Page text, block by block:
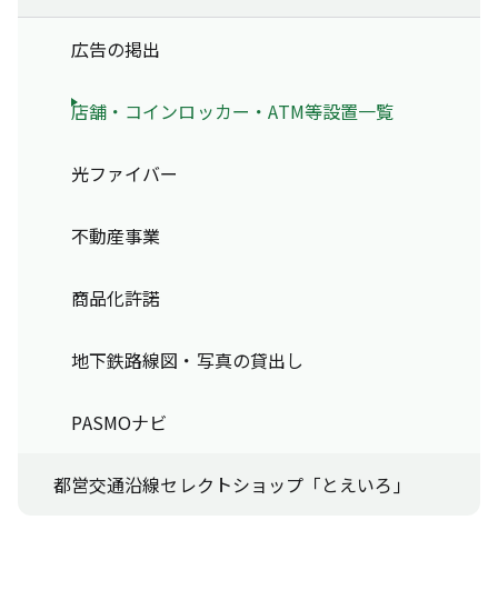
広告の掲出
店舗・コインロッカー・ATM等設置一覧
光ファイバー
不動産事業
商品化許諾
地下鉄路線図・写真の貸出し
PASMOナビ
都営交通沿線セレクトショップ「とえいろ」